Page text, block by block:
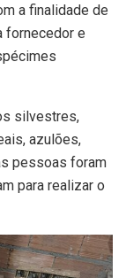
a finalidade de
fornecedor e
silvestres,
azulões,
pessoas foram
para realizar o